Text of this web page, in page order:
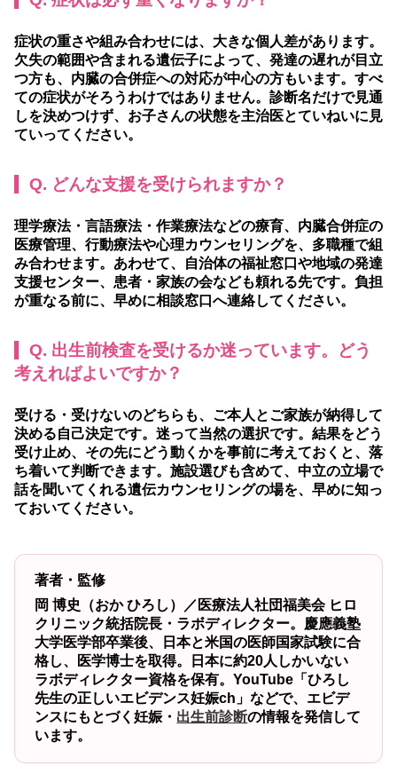
症状の重さや組み合わせには、大きな個人差があります。
欠失の範囲や含まれる遺伝子によって、発達の遅れが目立
つ方も、内臓の合併症への対応が中心の方もいます。すべ
ての症状がそろうわけではありません。診断名だけで見通
しを決めつけず、お子さんの状態を主治医とていねいに見
ていってください。
Q. どんな支援を受けられますか？
理学療法・言語療法・作業療法などの療育、内臓合併症の
医療管理、行動療法や心理カウンセリングを、多職種で組
み合わせます。あわせて、自治体の福祉窓口や地域の発達
支援センター、患者・家族の会なども頼れる先です。負担
が重なる前に、早めに相談窓口へ連絡してください。
Q. 出生前検査を受けるか迷っています。どう
考えればよいですか？
受ける・受けないのどちらも、ご本人とご家族が納得して
決める自己決定です。迷って当然の選択です。結果をどう
受け止め、その先にどう動くかを事前に考えておくと、落
ち着いて判断できます。施設選びも含めて、中立の立場で
話を聞いてくれる遺伝カウンセリングの場を、早めに知っ
ておいてください。
著者・監修
岡 博史（おか ひろし）／医療法人社団福美会 ヒロ
クリニック統括院長・ラボディレクター。慶應義塾
大学医学部卒業後、日本と米国の医師国家試験に合
格し、医学博士を取得。日本に約20人しかいない
ラボディレクター資格を保有。YouTube「ひろし
先生の正しいエビデンス妊娠ch」などで、エビデ
ンスにもとづく妊娠・ 出生前診断の情報を発信して
います。